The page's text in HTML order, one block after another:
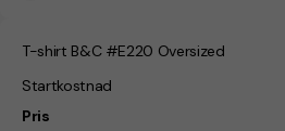
T-shirt B&C #E220 Oversized
Startkostnad
Pris